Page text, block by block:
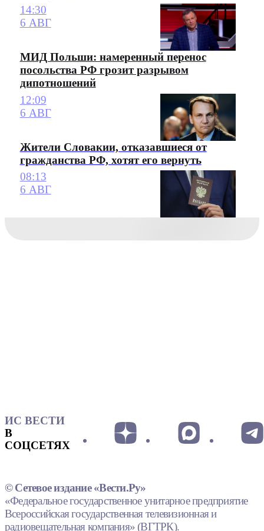
14:30
6 АВГ
МИД Польши: намеренный перенос
посольства РФ грозит разрывом
дипотношений
12:09
6 АВГ
Жители Словакии, отказавшиеся от
гражданства РФ, хотят его вернуть
08:13
6 АВГ
ИС ВЕСТИ
В
СОЦСЕТЯХ
© Сетевое издание «Вести.Ру»
«Федеральное государственное унитарное предприятие
Всероссийская государственная телевизионная и
радиовещательная компания» (ВГТРК).